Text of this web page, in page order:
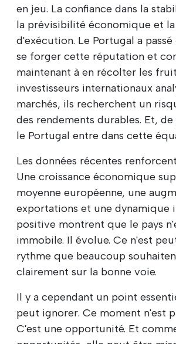
en jeu. La confiance dans la
la prévisibilité économique et
d'exécution. Le Portugal a passé
se forger cette réputation et
maintenant à en récolter les
investisseurs internationaux
marchés, ils recherchent un
des rendements durables. Et,
le Portugal entre dans cette
Les données récentes
Une croissance économique
moyenne européenne, une
exportations et une dynamique
positive montrent que le pays
immobile. Il évolue. Ce n'est
rythme que beaucoup
clairement sur la bonne voie.
Il y a cependant un point
peut ignorer. Ce moment n'est
C'est une opportunité. Et